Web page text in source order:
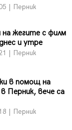
| Перник
жегите с филм
и утре
| Перник
в помощ на
Перник, вече са
| Перник